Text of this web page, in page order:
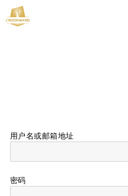
用户名或邮箱地址
密码